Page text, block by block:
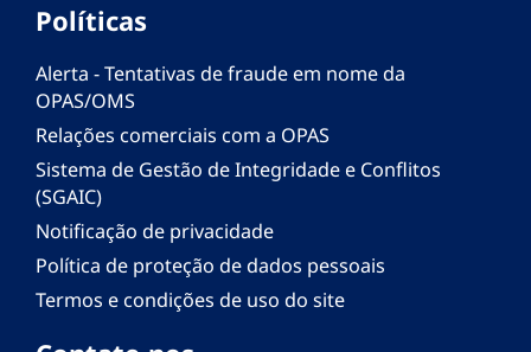
Políticas
Alerta - Tentativas de fraude em nome da
OPAS/OMS
Relações comerciais com a OPAS
Sistema de Gestão de Integridade e Conflitos
(SGAIC)
Notificação de privacidade
Política de proteção de dados pessoais
Termos e condições de uso do site